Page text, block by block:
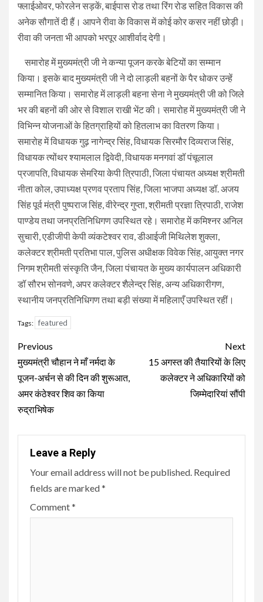
फ्लाईओवर, फोरलेन सड़कें, बाईपास रोड तथा रिंग रोड सहित विकास की
अनेक सौगातें दी हैं। आपने रीवा के विकास में कोई कोर कसर नहीं छोड़ी।
रीवा की जनता भी आपको भरपूर आशीर्वाद देगी।
समारोह में मुख्यमंत्री जी ने कन्या पूजन करके बेटियों का सम्मान
किया। इसके बाद मुख्यमंत्री जी ने दो लाड़ली बहनों के पैर धोकर उन्हें
सम्मानित किया। समारोह में लाड़ली बहना सेना ने मुख्यमंत्री जी को जिले
भर की बहनों की ओर से विशाल राखी भेंट की। समारोह में मुख्यमंत्री जी ने
विभिन्न योजनाओं के हितग्राहियों को हितलाभ का वितरण किया।
समारोह में विधायक गुढ़ नागेन्द्र सिंह, विधायक सिरमौर दिव्यराज सिंह,
विधायक त्योंथर श्यामलाल द्विवेदी, विधायक मनगवां डॉ पंचूलाल
प्रजापति, विधायक सेमरिया केपी त्रिपाठी, जिला पंचायत अध्यक्ष श्रीमती
नीता कोल, उपाध्यक्ष प्रणव प्रताप सिंह, जिला भाजपा अध्यक्ष डॉ. अजय
सिंह पूर्व मंत्री पुष्पराज सिंह, वीरेन्द्र गुप्ता, श्रीमती प्रज्ञा त्रिपाठी, राजेश
पाण्डेय तथा जनप्रतिनिधिगण उपस्थित रहे। समारोह में कमिश्नर अनिल
सुचारी, एडीजीपी केपी व्यंकटेश्वर राव, डीआईजी मिथिलेश शुक्ला,
कलेक्टर श्रीमती प्रतिभा पाल, पुलिस अधीक्षक विवेक सिंह, आयुक्त नगर
निगम श्रीमती संस्कृति जैन, जिला पंचायत के मुख्य कार्यपालन अधिकारी
डॉ सौरभ सोनवणे, अपर कलेक्टर शैलेन्द्र सिंह, अन्य अधिकारीगण,
स्थानीय जनप्रतिनिधिगण तथा बड़ी संख्या में महिलाएँ उपस्थित रहीं।
Tags: featured
Continue
Reading
Previous
मुख्यमंत्री चौहान ने माँ नर्मदा के
पूजन-अर्चन से की दिन की शुरूआत,
अमर कंठेश्वर शिव का किया
रुद्राभिषेक
Next
15 अगस्त की तैयारियों के लिए
कलेक्टर ने अधिकारियों को
जिम्मेदारियां सौंपी
Leave a Reply
Your email address will not be published. Required
fields are marked*
Comment*